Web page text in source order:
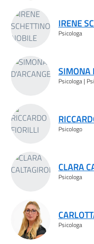
IRENE
Psicologa
SIMONA
Psicologa |
Psicologo
CLARA
Psicologa
Psicologa